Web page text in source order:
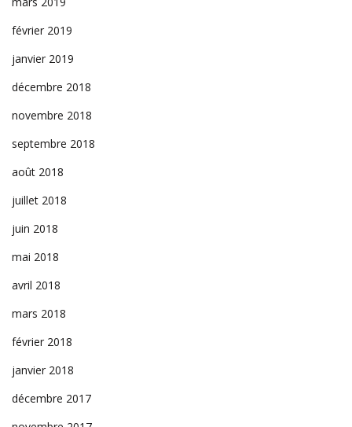
février 2019
janvier 2019
décembre 2018
novembre 2018
septembre 2018
août 2018
juillet 2018
juin 2018
mai 2018
avril 2018
mars 2018
février 2018
janvier 2018
décembre 2017